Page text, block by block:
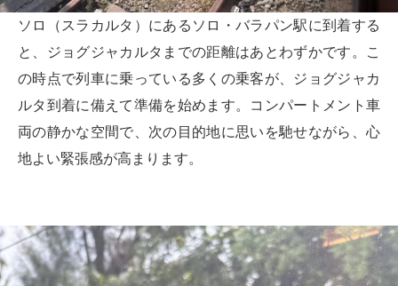
ソロ（スラカルタ）にあるソロ・バラパン駅に到着する
と、ジョグジャカルタまでの距離はあとわずかです。こ
の時点で列車に乗っている多くの乗客が、ジョグジャカ
ルタ到着に備えて準備を始めます。コンパートメント車
両の静かな空間で、次の目的地に思いを馳せながら、心
地よい緊張感が高まります。